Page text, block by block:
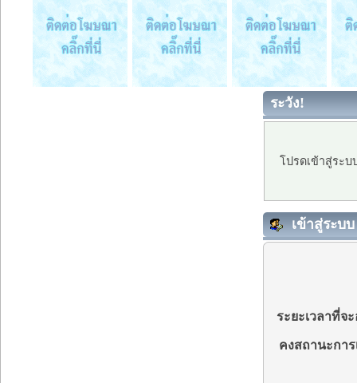
ระวัง!
โปรดเข้าสู่ระ
เข้าสู่ระบบ
ระยะเวลาที่จ
คงสถานะกา